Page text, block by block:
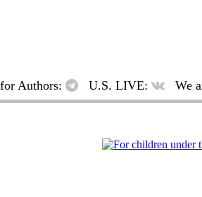
Authors: U.S. LIVE: We